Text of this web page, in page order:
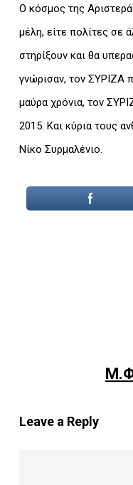
Ο κόσμος της
μέλη, είτε πολίτες σε
στηρίξουν και θα
γνώρισαν, τον ΣΥΡΙΖΑ
μαύρα χρόνια, τον
2015. Και κύρια τους
Νίκο Συρμαλένιο.
Leave a Reply